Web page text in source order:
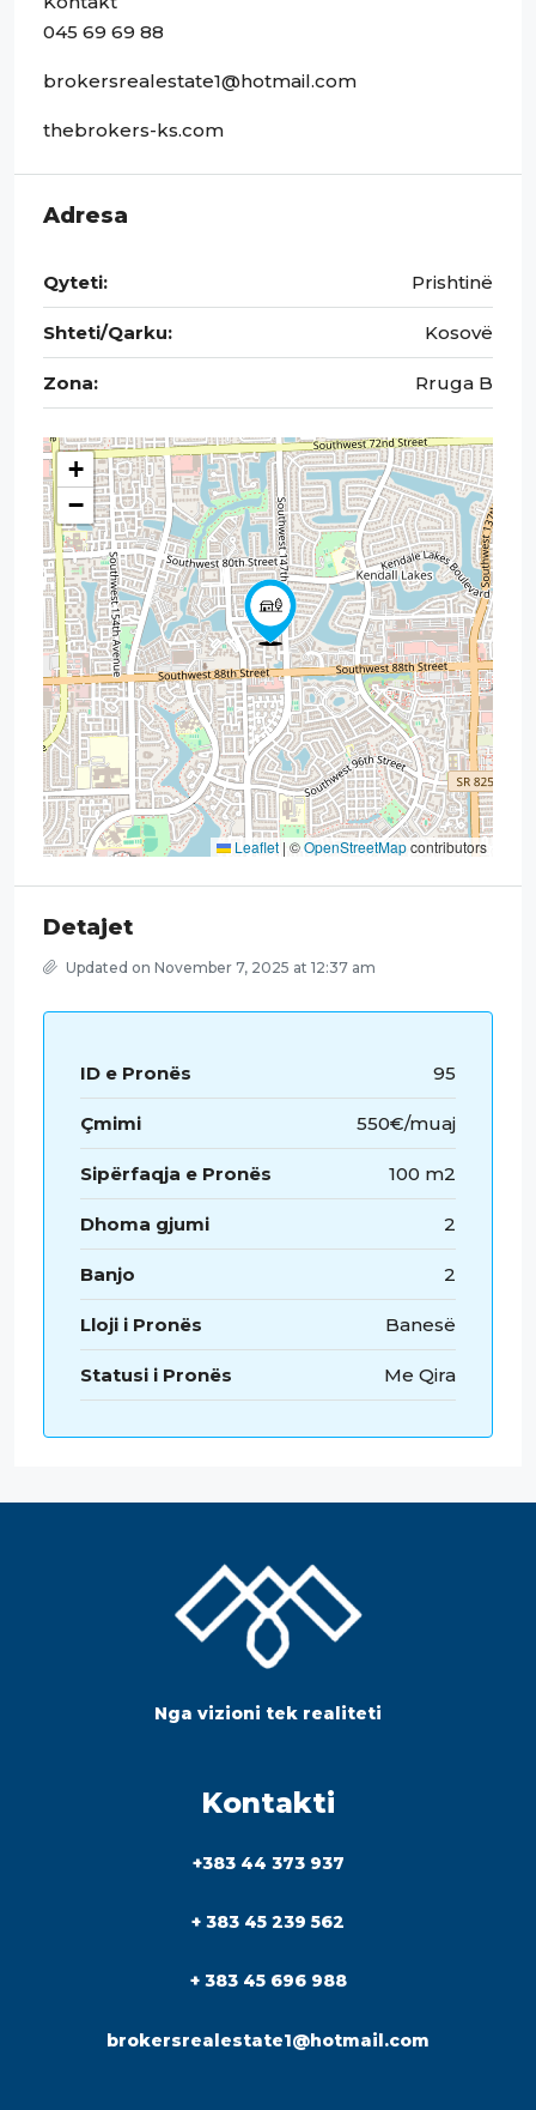
045 69 69 88
brokersrealestate1@hotmail.com
thebrokers-ks.com
Adresa
Qyteti: Prishtinë
Shteti/Qarku: Kosovë
Zona: Rruga B
+
−
Leaflet | ©OpenStreetMapcontributors
Detajet
Updated on November 7, 2025 at 12:37 am
ID e Pronës 95
Çmimi 550€/muaj
Sipërfaqja e Pronës 100 m2
Dhoma gjumi 2
Banjo 2
Lloji i Pronës Banesë
Statusi i Pronës Me Qira
Nga vizioni tek realiteti
Kontakti
+383 44 373 937
+ 383 45 239 562
+ 383 45 696 988
brokersrealestate1@hotmail.com